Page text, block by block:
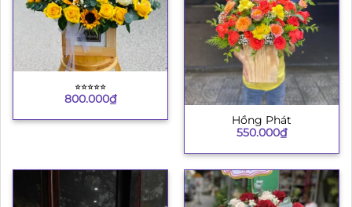
⭐︎⭐︎⭐︎⭐︎⭐︎
800.000₫
Hồng Phát
550.000₫